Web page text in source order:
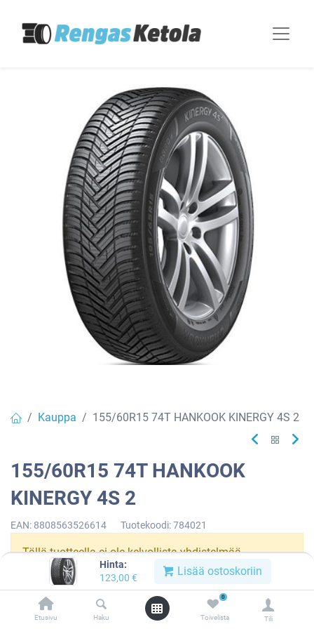
Hinta:
123,00 € Lisää ostoskoriin
Etusivu Haku
0
Toivelista Tili
Kauppa 155/60R15 74T HANKOOK KINERGY 4S 2
155/60R15 74T HANKOOK
KINERGY 4S 2
EAN: 8808563526614 Tuotekoodi:784021
Tällä tuotteella ei ole kelvollista yhdistelmää.
HANKOOK